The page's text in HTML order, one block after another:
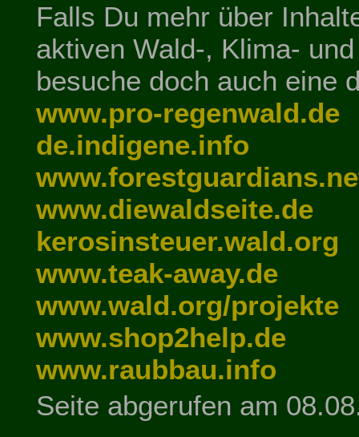
Falls Du mehr über
aktiven Wald-, Klima-
besuche doch auch eine
www.pro-regenwald.de
de.indigene.info
www.diewaldseite.de
kerosinsteuer.wald.org
www.teak-away.de
www.wald.org/projekte
www.shop2help.de
www.raubbau.info
Seite abgerufen am